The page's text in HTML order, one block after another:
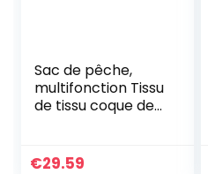
Sac de pêche,
multifonction Tissu
de tissu coque de
pêche
€29.59